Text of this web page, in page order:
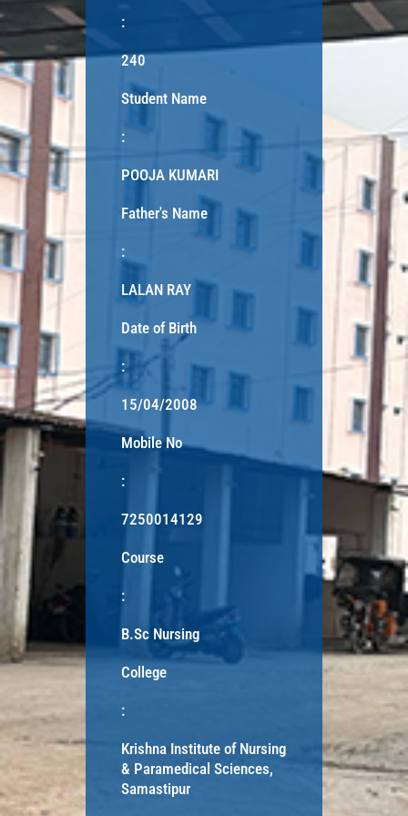
:
240
Student Name
:
POOJA KUMARI
Father's Name
:
LALAN RAY
Date of Birth
:
15/04/2008
Mobile No
:
7250014129
Course
:
B.Sc Nursing
College
:
Krishna Institute of Nursing
& Paramedical Sciences,
Samastipur